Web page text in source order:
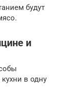
будут
и
в одну